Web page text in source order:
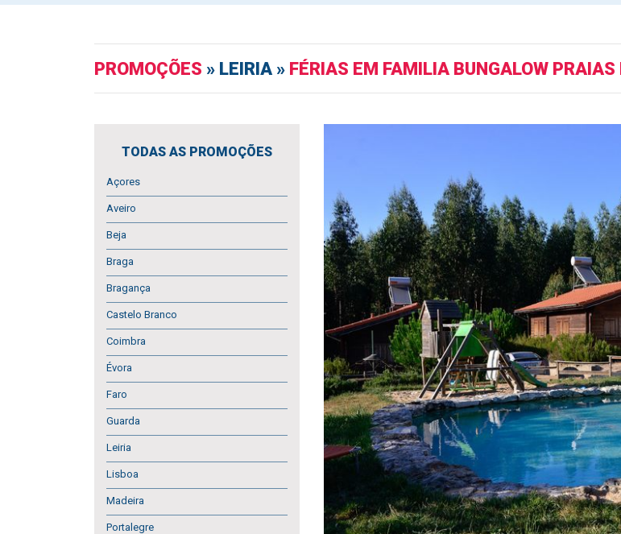
PROMOÇÕES » LEIRIA » FÉRIAS EM FAMILIA BUNGALOW
TODAS AS PROMOÇÕES
Açores
Aveiro
Beja
Braga
Bragança
Castelo Branco
Coimbra
Évora
Faro
Guarda
Leiria
Lisboa
Madeira
Portalegre